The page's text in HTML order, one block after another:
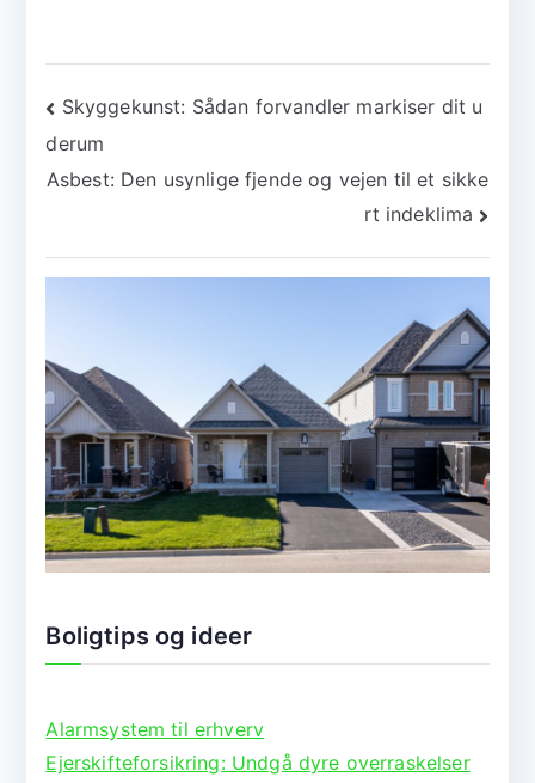
Indlægsnavigation
Skyggekunst: Sådan forvandler markiser dit u
derum
Asbest: Den usynlige fjende og vejen til et sikke
rt indeklima
Boligtips og ideer
Alarmsystem til erhverv
Ejerskifteforsikring: Undgå dyre overraskelser